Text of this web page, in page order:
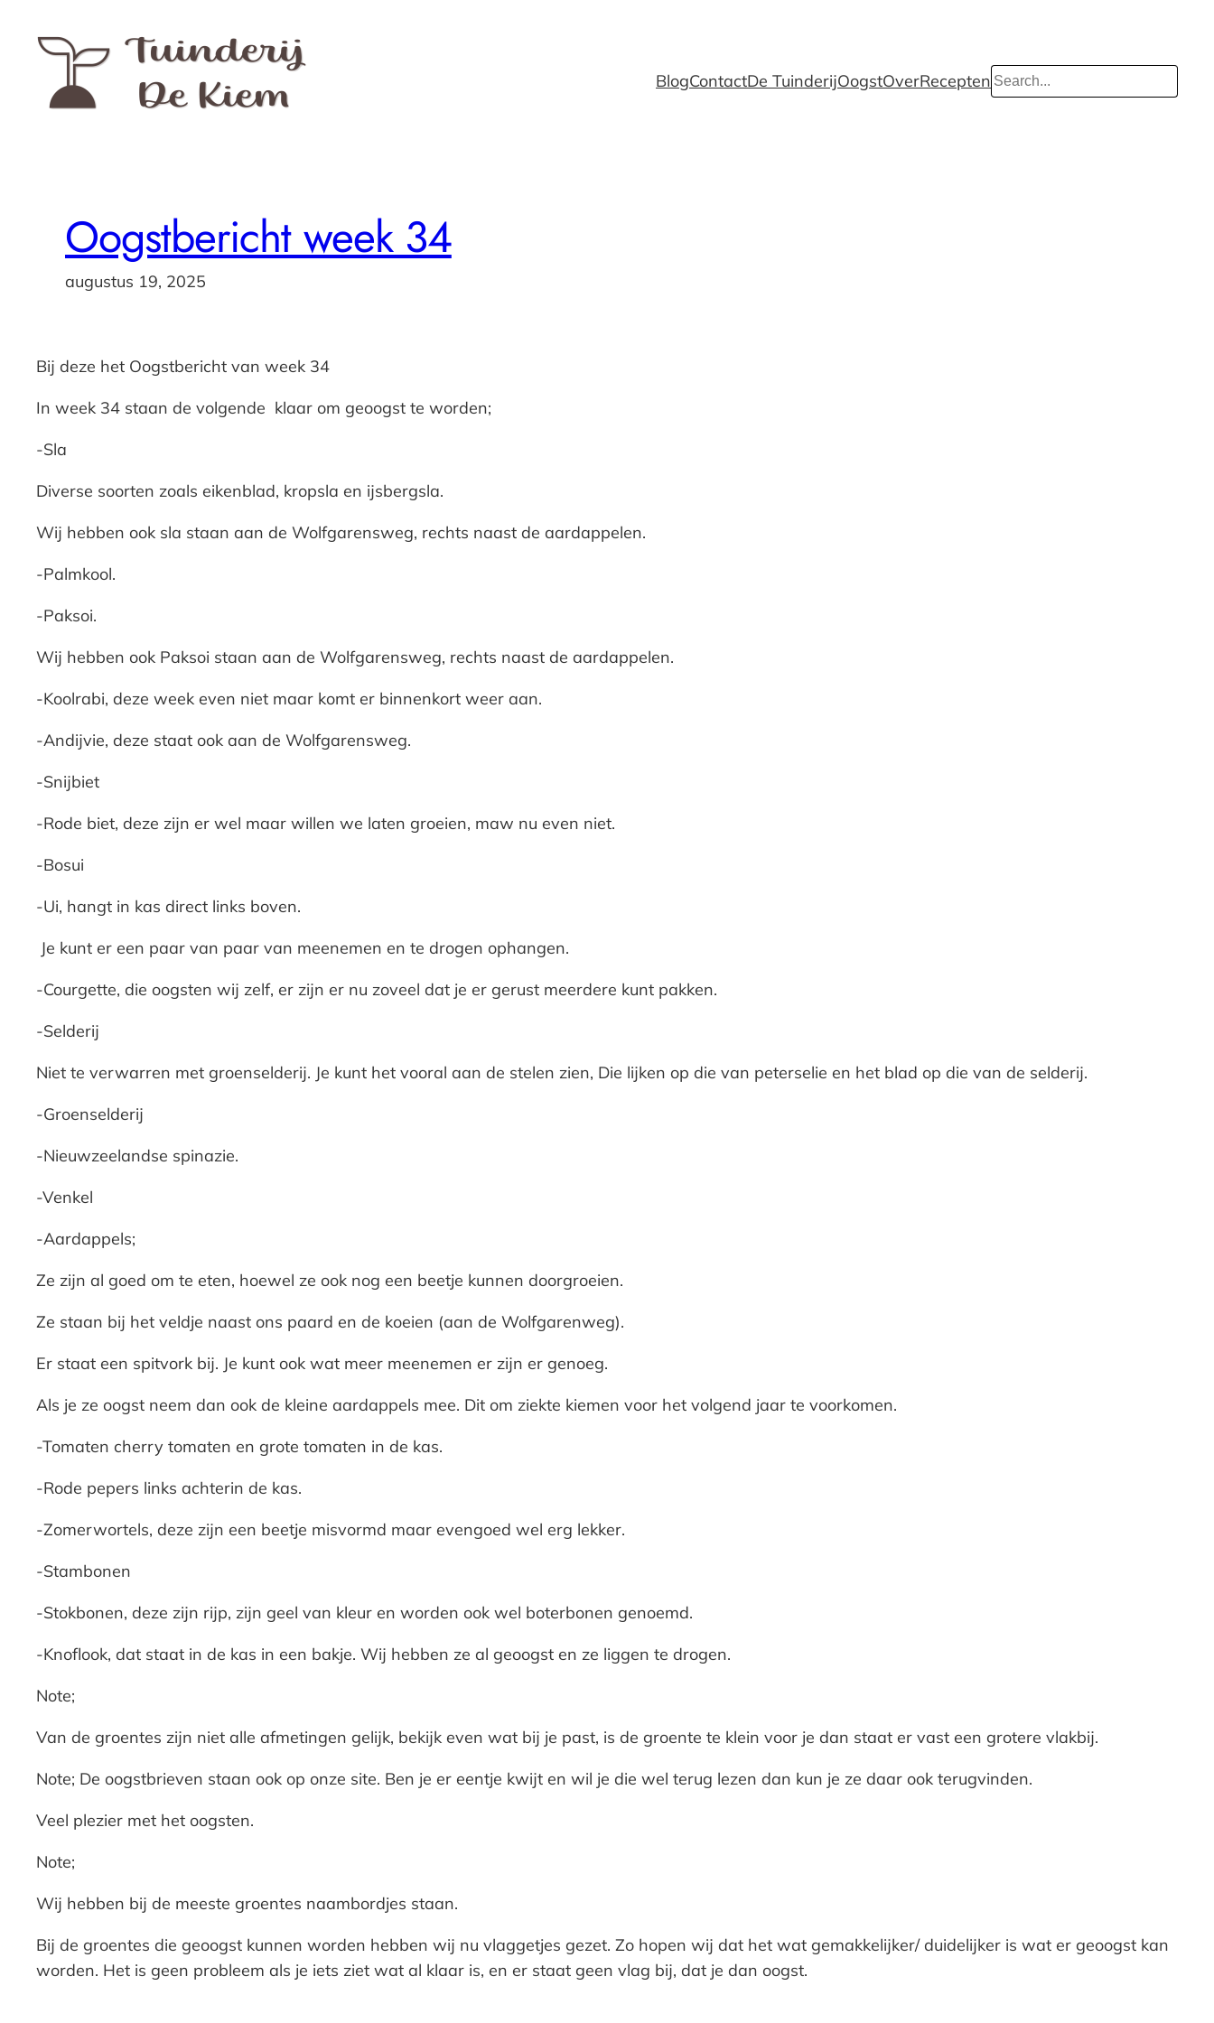
naar
inhoud
BlogContactDe TuinderijOogstOverRecepten Search
Oogstbericht week 34
augustus 19, 2025
Bij deze het Oogstbericht van week 34
In week 34 staan de volgende klaar om geoogst te worden;
-Sla
Diverse soorten zoals eikenblad, kropsla en ijsbergsla.
Wij hebben ook sla staan aan de Wolfgarensweg, rechts naast de aardappelen.
-Palmkool.
-Paksoi.
Wij hebben ook Paksoi staan aan de Wolfgarensweg, rechts naast de aardappelen.
-Koolrabi, deze week even niet maar komt er binnenkort weer aan.
-Andijvie, deze staat ook aan de Wolfgarensweg.
-Snijbiet
-Rode biet, deze zijn er wel maar willen we laten groeien, maw nu even niet.
-Bosui
-Ui, hangt in kas direct links boven.
Je kunt er een paar van paar van meenemen en te drogen ophangen.
-Courgette, die oogsten wij zelf, er zijn er nu zoveel dat je er gerust meerdere kunt pakken.
-Selderij
Niet te verwarren met groenselderij. Je kunt het vooral aan de stelen zien, Die lijken op die van peterselie en het blad op die van de selderij.
-Groenselderij
-Nieuwzeelandse spinazie.
-Venkel
-Aardappels;
Ze zijn al goed om te eten, hoewel ze ook nog een beetje kunnen doorgroeien.
Ze staan bij het veldje naast ons paard en de koeien (aan de Wolfgarenweg).
Er staat een spitvork bij. Je kunt ook wat meer meenemen er zijn er genoeg.
Als je ze oogst neem dan ook de kleine aardappels mee. Dit om ziekte kiemen voor het volgend jaar te voorkomen.
-Tomaten cherry tomaten en grote tomaten in de kas.
-Rode pepers links achterin de kas.
-Zomerwortels, deze zijn een beetje misvormd maar evengoed wel erg lekker.
-Stambonen
-Stokbonen, deze zijn rijp, zijn geel van kleur en worden ook wel boterbonen genoemd.
-Knoflook, dat staat in de kas in een bakje. Wij hebben ze al geoogst en ze liggen te drogen.
Note;
Van de groentes zijn niet alle afmetingen gelijk, bekijk even wat bij je past, is de groente te klein voor je dan staat er vast een grotere vlakbij.
Note; De oogstbrieven staan ook op onze site. Ben je er eentje kwijt en wil je die wel terug lezen dan kun je ze daar ook terugvinden.
Veel plezier met het oogsten.
Note;
Wij hebben bij de meeste groentes naambordjes staan.
Bij de groentes die geoogst kunnen worden hebben wij nu vlaggetjes gezet. Zo hopen wij dat het wat gemakkelijker/ duidelijker is wat er geoogst kan
worden. Het is geen probleem als je iets ziet wat al klaar is, en er staat geen vlag bij, dat je dan oogst.